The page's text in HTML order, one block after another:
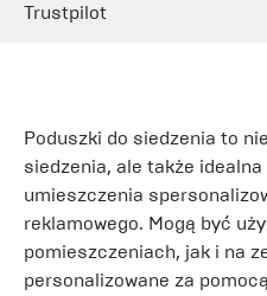
Trustpilot
Poduszki do siedzenia to
siedzenia, ale także
umieszczenia
reklamowego. Mogą być
pomieszczeniach, jak i na
personalizowane za